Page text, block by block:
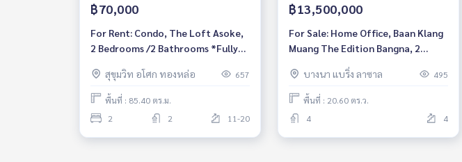
฿70,000
For Rent: Condo, The Loft Asoke,
2 Bedrooms /2 Bathrooms *Fully
to move in*
สุขุมวิท อโศก ทองหล่อ 657
พื้นที่ : 85.40 ตร.ม.
2
2 11-20
฿13,500,000
For Sale: Home Office, Baan Klang
Muang The Edition Bangna, 2
Furnished* Ready to move in
บางนา แบริ่ง ลาซาล 495
พื้นที่ : 20.60 ตร.ว.
4
4